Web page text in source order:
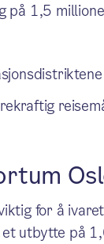
på 1,5
for å
utbytte på